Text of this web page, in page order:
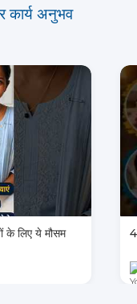
कार्य अनुभव
का भरोसेमंद तरीका